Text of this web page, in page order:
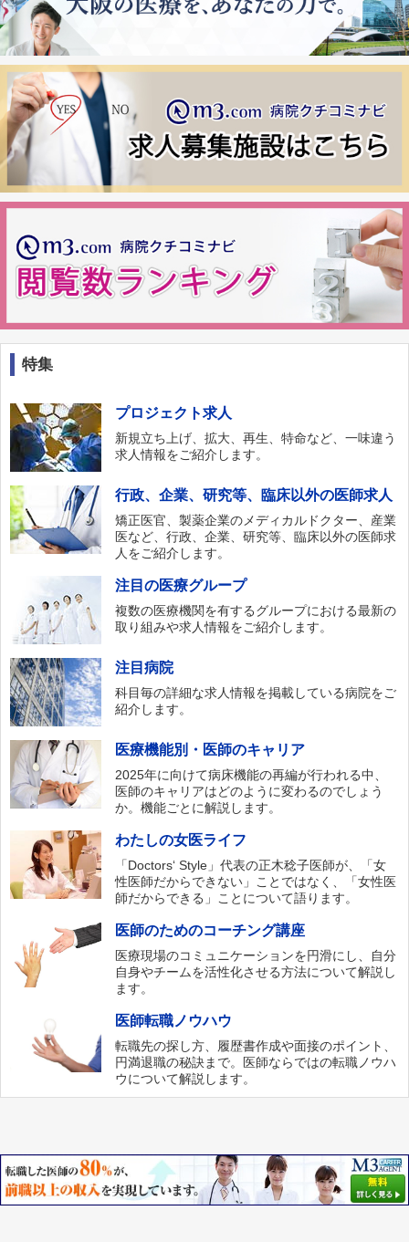
特集
プロジェクト求人
新規立ち上げ、拡大、再生、特命など、一味違う
求人情報をご紹介します。
行政、企業、研究等、臨床以外の医師求人
矯正医官、製薬企業のメディカルドクター、産業
医など、行政、企業、研究等、臨床以外の医師求
人をご紹介します。
注目の医療グループ
複数の医療機関を有するグループにおける最新の
取り組みや求人情報をご紹介します。
注目病院
科目毎の詳細な求人情報を掲載している病院をご
紹介します。
医療機能別・医師のキャリア
2025年に向けて病床機能の再編が行われる中、
医師のキャリアはどのように変わるのでしょう
か。機能ごとに解説します。
わたしの女医ライフ
「Doctors‘ Style」代表の正木稔子医師が、「女
性医師だからできない」ことではなく、「女性医
師だからできる」ことについて語ります。
医師のためのコーチング講座
医療現場のコミュニケーションを円滑にし、自分
自身やチームを活性化させる方法について解説し
ます。
医師転職ノウハウ
転職先の探し方、履歴書作成や面接のポイント、
円満退職の秘訣まで。医師ならではの転職ノウハ
ウについて解説します。